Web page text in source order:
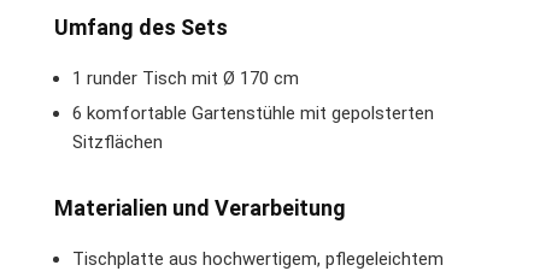
Umfang des Sets
1 runder Tisch mit Ø 170 cm
6 komfortable Gartenstühle mit gepolsterten
Sitzflächen
Materialien und Verarbeitung
Tischplatte aus hochwertigem, pflegeleichtem